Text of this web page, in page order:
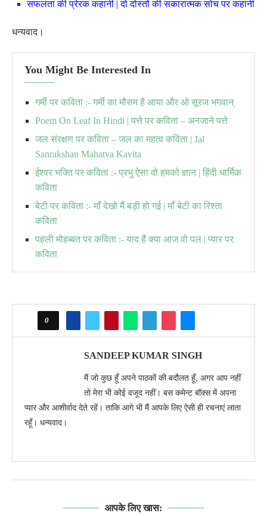
सफलता की प्रेरक कहानी | दो दोस्तों की सकारात्मक सोच पर कहानी
धन्यवाद।
You Might Be Interested In
गर्मी पर कविता :- गर्मी का मौसम है आया और ओ सूरज भगवान्
Poem On Leaf In Hindi | पत्ते पर कविता – अनजाने पत्ते
जल संरक्षण पर कविता – जल का महत्व कविता | Jal
Sanrakshan Mahatva Kavita
ईश्वर भक्ति पर कविता :- प्रभु ऐसा दो हमको ज्ञान | हिंदी धार्मिक
कविता
बेटी पर कविता :- माँ देखो मैं बड़ी हो गई | माँ बेटी का रिश्ता
कविता
पहली मोहब्बत पर कविता :- याद हैं क्या आज वो पल | प्यार पर
कविता
0
SANDEEP KUMAR SINGH
मैं जो कुछ हूँ अपने पाठकों की बदौलत हूँ, अगर आप नहीं
तो मेरा भी कोई वजूद नहीं। बस कमेन्ट बॉक्स में अपना
प्यार और आशीर्वाद देते रहें। ताकि आगे भी मैं आपके लिए ऐसी ही रचनाएं लाता
रहूँ। धन्यवाद।
आपके लिए खास: